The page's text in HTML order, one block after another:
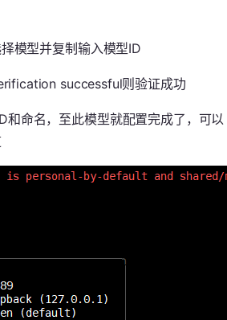
模型并复制输入模型ID
successful则验证成功
和命名，至此模型就配置完成了，可以